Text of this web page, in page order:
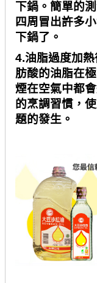
下鍋。簡單的
四周冒出許多
下鍋了。
4.油脂過度加
肪酸的油脂在
煙在空氣中都
的烹調習慣，
題的發生。